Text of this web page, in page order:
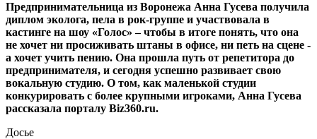
Предпринимательница из Воронежа Анна Гусева получила
диплом эколога, пела в рок-группе и участвовала в
кастинге на шоу «Голос» – чтобы в итоге понять, что она
не хочет ни просиживать штаны в офисе, ни петь на сцене -
а хочет учить пению. Она прошла путь от репетитора до
предпринимателя, и сегодня успешно развивает свою
вокальную студию. О том, как маленькой студии
конкурировать с более крупными игроками, Анна Гусева
рассказала порталу Biz360.ru.
Досье